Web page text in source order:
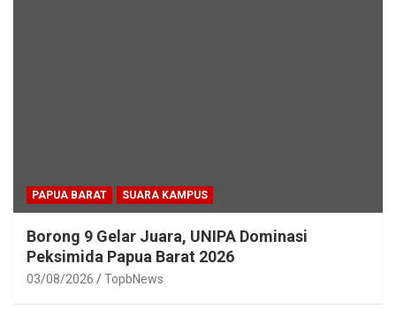
PAPUA BARAT SUARA KAMPUS
Borong 9 Gelar Juara, UNIPA Dominasi
Peksimida Papua Barat 2026
03/08/2026 TopbNews